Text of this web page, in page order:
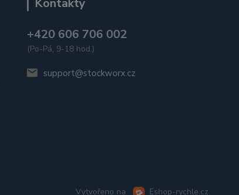
Kontakty
+420 606 706 002
(Po-Pá, 9-18 hod.)
support@stockworx.cz
Vytvořeno na Eshop-rychle.cz